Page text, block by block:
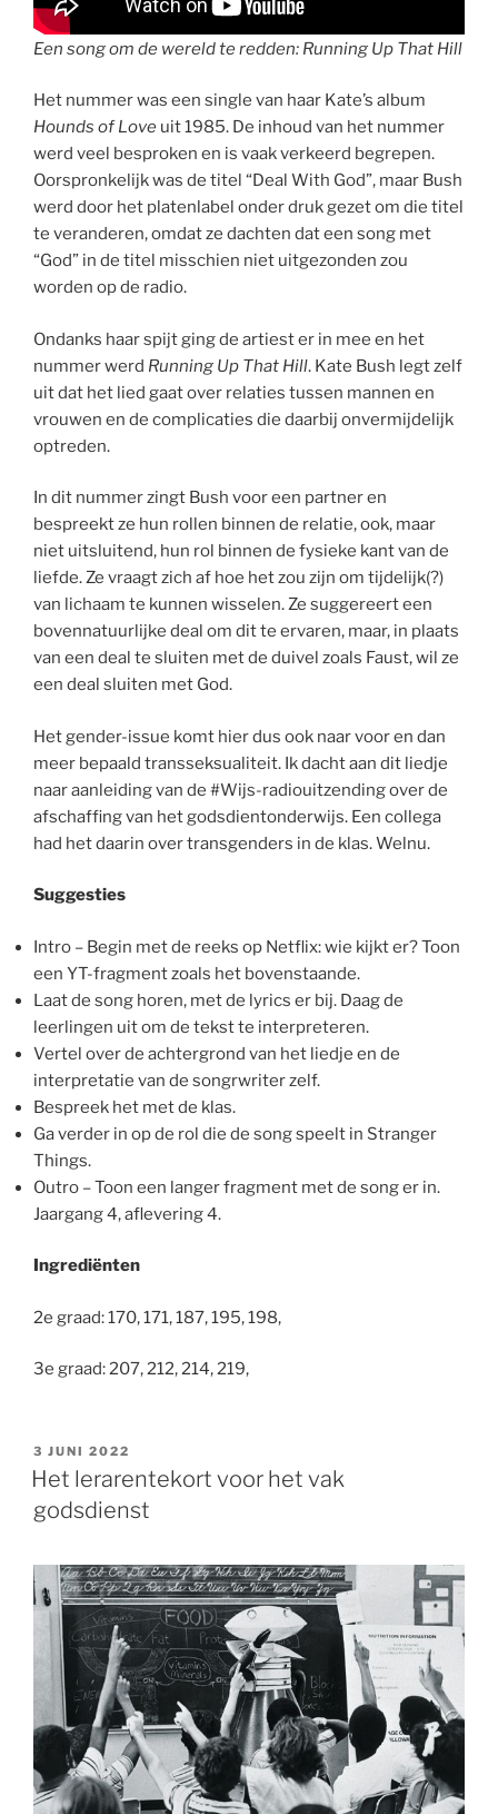
Een song om de wereld te redden: Running Up That Hill
Het nummer was een single van haar Kate’s album
Hounds of Love uit 1985. De inhoud van het nummer
werd veel besproken en is vaak verkeerd begrepen.
Oorspronkelijk was de titel “Deal With God”, maar Bush
werd door het platenlabel onder druk gezet om die titel
te veranderen, omdat ze dachten dat een song met
“God” in de titel misschien niet uitgezonden zou
worden op de radio.
Ondanks haar spijt ging de artiest er in mee en het
nummer werd Running Up That Hill. Kate Bush legt zelf
uit dat het lied gaat over relaties tussen mannen en
vrouwen en de complicaties die daarbij onvermijdelijk
optreden.
In dit nummer zingt Bush voor een partner en
bespreekt ze hun rollen binnen de relatie, ook, maar
niet uitsluitend, hun rol binnen de fysieke kant van de
liefde. Ze vraagt zich af hoe het zou zijn om tijdelijk(?)
van lichaam te kunnen wisselen. Ze suggereert een
bovennatuurlijke deal om dit te ervaren, maar, in plaats
van een deal te sluiten met de duivel zoals Faust, wil ze
een deal sluiten met God.
Het gender-issue komt hier dus ook naar voor en dan
meer bepaald transseksualiteit. Ik dacht aan dit liedje
naar aanleiding van de #Wijs-radiouitzending over de
afschaffing van het godsdientonderwijs. Een collega
had het daarin over transgenders in de klas. Welnu.
Suggesties
Intro – Begin met de reeks op Netflix: wie kijkt er? Toon
een YT-fragment zoals het bovenstaande.
Laat de song horen, met de lyrics er bij. Daag de
leerlingen uit om de tekst te interpreteren.
Vertel over de achtergrond van het liedje en de
interpretatie van de songrwriter zelf.
Bespreek het met de klas.
Ga verder in op de rol die de song speelt in Stranger
Things.
Outro – Toon een langer fragment met de song er in.
Jaargang 4, aflevering 4.
Ingrediënten
2e graad: 170, 171, 187, 195, 198,
3e graad: 207, 212, 214, 219,
GEPLAATST
OP
3 JUNI 2022
Het lerarentekort voor het vak
godsdienst